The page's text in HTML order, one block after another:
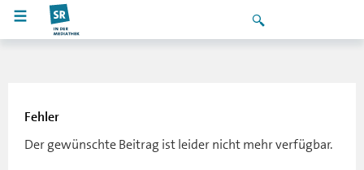
Fehler
Der gewünschte Beitrag ist leider nicht mehr verfügbar.